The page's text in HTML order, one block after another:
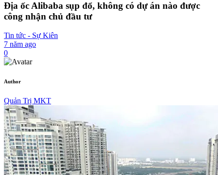
Địa ốc Alibaba sụp đổ, không có dự án nào được
công nhận chủ đầu tư
Tin tức - Sự Kiên
7 năm ago
0
Author
Quản Trị MKT